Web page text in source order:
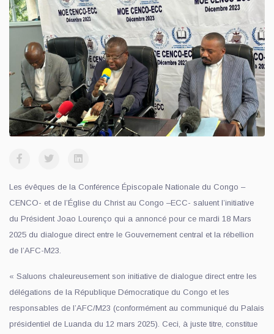
Les évêques de la Conférence Épiscopale Nationale du Congo –
CENCO- et de l’Église du Christ au Congo –ECC- saluent l’initiative
du Président Joao Lourenço qui a annoncé pour ce mardi 18 Mars
2025 du dialogue direct entre le Gouvernement central et la rébellion
de l’AFC-M23.
« Saluons chaleureusement son initiative de dialogue direct entre les
délégations de la République Démocratique du Congo et les
responsables de l’AFC/M23 (conformément au communiqué du Palais
présidentiel de Luanda du 12 mars 2025). Ceci, à juste titre, constitue